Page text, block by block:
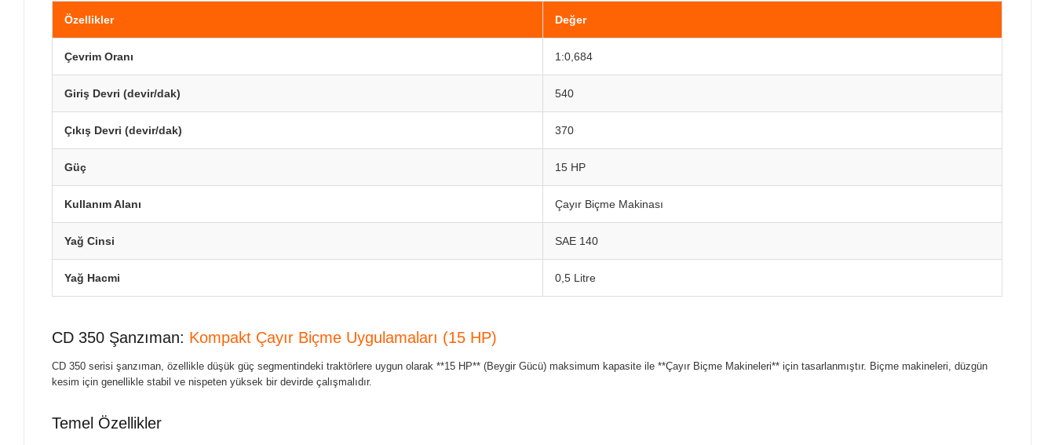
Özellikler Değer
Çevrim Oranı 1:0,684
Giriş Devri (devir/dak) 540
Çıkış Devri (devir/dak) 370
Güç 15 HP
Kullanım Alanı Çayır Biçme Makinası
Yağ Cinsi SAE 140
Yağ Hacmi 0,5 Litre
CD 350 Şanzıman: Kompakt Çayır Biçme Uygulamaları (15 HP)
CD 350 serisi şanzıman, özellikle düşük güç segmentindeki traktörlere uygun olarak **15 HP** (Beygir Gücü) maksimum kapasite ile **Çayır Biçme Makineleri** için tasarlanmıştır. Biçme makineleri, düzgün
kesim için genellikle stabil ve nispeten yüksek bir devirde çalışmalıdır.
Temel Özellikler